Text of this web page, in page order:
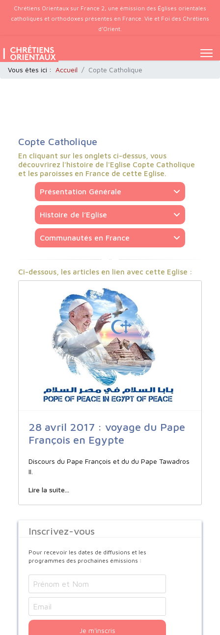
Chrétiens Orientaux sur France 2, une émission des Églises orientales
catholiques et orthodoxes présentes en France. Vie et Foi des Chrétiens
d’Orient.
Vous êtes ici : Accueil Copte Catholique
Copte Catholique
En cliquant sur les onglets ci-dessus, vous
découvrirez l'histoire de l'Eglise Copte Catholique
et les paroisses en France de cette Eglise.
Présentation Générale
Histoire de l’Eglise
Communautés en France
Ci-dessous, les articles en lien avec cette Eglise :
28 avril 2017 : voyage du Pape
François en Egypte
Discours du Pape François et du du Pape Tawadros
II.
Lire la suite...
Inscrivez-vous
Pour recevoir les dates de diffusions et les
programmes des prochaines émissions :
Je m'inscris